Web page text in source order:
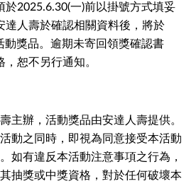
於2025.6.30(一)前以掛號方式填妥
達人壽於確認相關資料後，將於
動獎品。逾期未寄回領獎確認書
恕不另行通知。
主辦，活動獎品由安達人壽提供。
動之同時，即視為同意接受本活動
如有違反本活動注意事項之行為，
抽獎或中獎資格，對於任何破壞本